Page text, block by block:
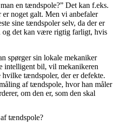
en tændspole?” Det kan f.eks.
noget galt. Men vi anbefaler
sine tændspoler selv, da der er
og det kan være rigtig farligt, hvis
spørger sin lokale mekaniker
intelligent bil, vil mekanikeren
tændspoler, der er defekte.
af tændspole, hvor han måler
om den er, som den skal
tændspole?